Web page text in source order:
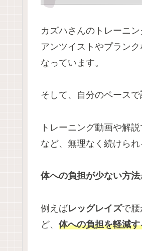
カズハさんのトレーニ
アンツイストやプラン
なっています。
そして、自分のペース
トレーニング動画や解説
など、無理なく続けられ
体への負担が少ない方法
例えばレッグレイズで腰
ど、 体への負担を軽減